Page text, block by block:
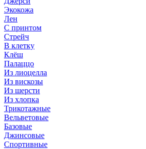
Экокожа
Лен
С принтом
Стрейч
В клетку
Клёш
Палаццо
Из лиоцелла
Из вискозы
Из шерсти
Из хлопка
Трикотажные
Вельветовые
Базовые
Джинсовые
Спортивные